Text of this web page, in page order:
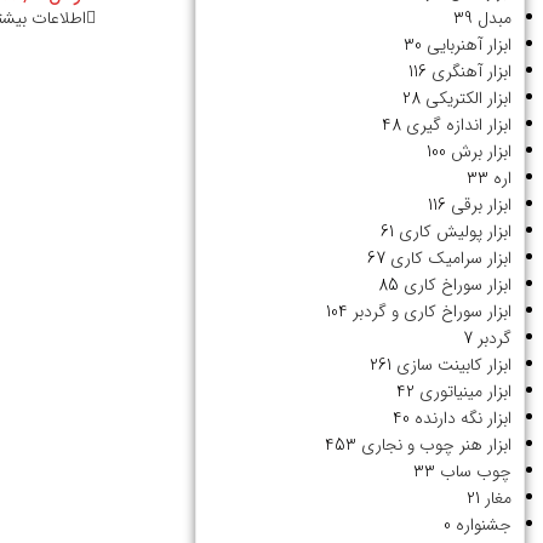
مبدل 39
ابزار آهنربایی 30
ابزار آهنگری 116
ابزار الکتریکی 28
ابزار اندازه گیری 48
ابزار برش 100
اره 33
ابزار برقی 116
ابزار پولیش کاری 61
ابزار سرامیک کاری 67
ابزار سوراخ کاری 85
ابزار سوراخ کاری و گردبر 104
گردبر 7
ابزار کابینت سازی 261
ابزار مینیاتوری 42
ابزار نگه دارنده 40
ابزار هنر چوب و نجاری 453
چوب ساب 33
مغار 21
جشنواره 0
اطلاعات